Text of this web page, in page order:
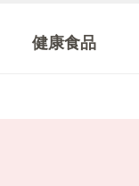
健康食品